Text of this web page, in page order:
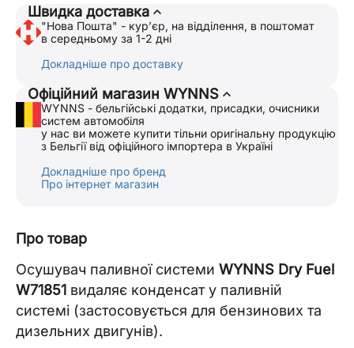
Швидка доставка
"Нова Пошта" - курʼєр, на відділення, в поштомат
в середньому за 1-2 дні
Докладніше про доставку
Офіційний магазин WYNNS
WYNNS - бельгійські додатки, присадки, очисники
систем автомобіля
у нас ви можете купити тільни оригінальну продукцію
з Бельгії від офіційного імпортера в Україні
Докладніше про бренд
Про інтернет магазин
Про товар
Осушувач паливної системи WYNNS Dry Fuel
W71851 видаляє конденсат у паливній
системі (застосовується для бензинових та
дизельних двигунів).